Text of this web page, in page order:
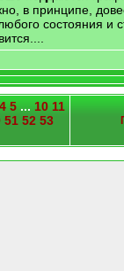
в принципе,
состояния и
4 5 ... 10 11
51 52 53